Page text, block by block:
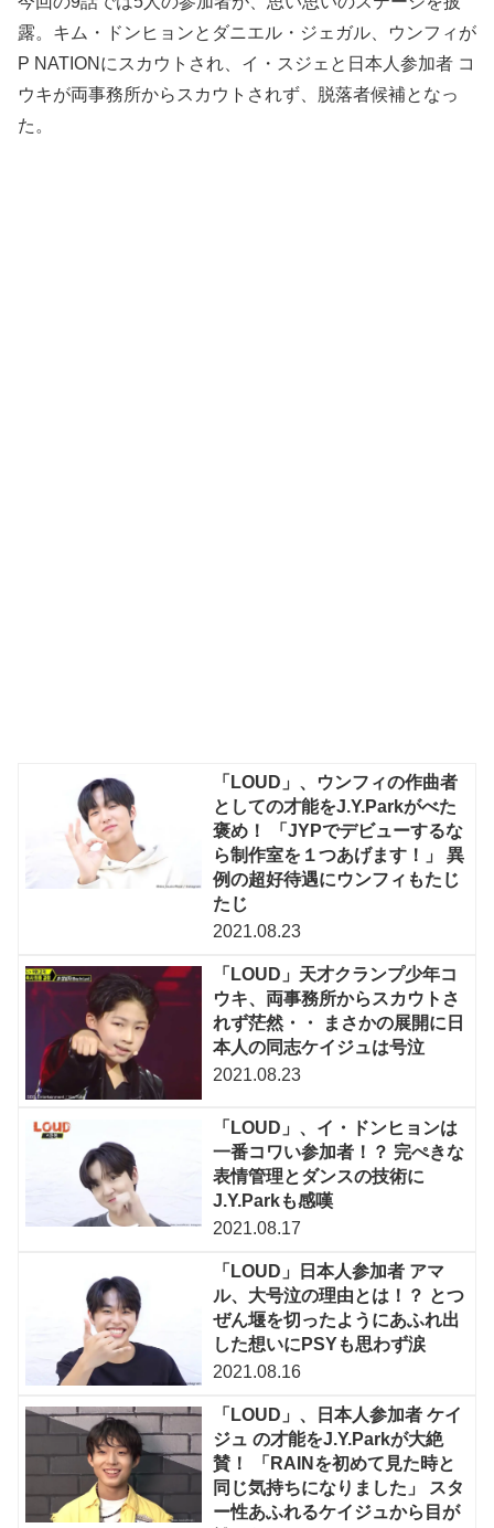
露。キム・ドンヒョンとダニエル・ジェガル、ウンフィが
P NATIONにスカウトされ、イ・スジェと日本人参加者 コ
ウキが両事務所からスカウトされず、脱落者候補となっ
た。
「LOUD」、ウンフィの作曲者
としての才能をJ.Y.Parkがべた
褒め！ 「JYPでデビューするな
ら制作室を１つあげます！」 異
例の超好待遇にウンフィもたじ
たじ
2021.08.23
「LOUD」天才クランプ少年コ
ウキ、両事務所からスカウトさ
れず茫然・・ まさかの展開に日
本人の同志ケイジュは号泣
2021.08.23
「LOUD」、イ・ドンヒョンは
一番コワい参加者！？ 完ぺきな
表情管理とダンスの技術に
J.Y.Parkも感嘆
2021.08.17
「LOUD」日本人参加者 アマ
ル、大号泣の理由とは！？ とつ
ぜん堰を切ったようにあふれ出
した想いにPSYも思わず涙
2021.08.16
「LOUD」、日本人参加者 ケイ
ジュ の才能をJ.Y.Parkが大絶
賛！ 「RAINを初めて見た時と
同じ気持ちになりました」 スタ
ー性あふれるケイジュから目が